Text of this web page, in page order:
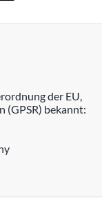
der EU,
(GPSR) bekannt: